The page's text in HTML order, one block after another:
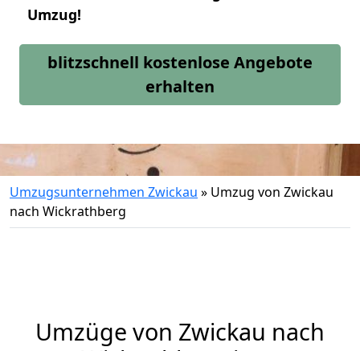
Umzug!
blitzschnell kostenlose Angebote
erhalten
Umzugsunternehmen Zwickau » Umzug von Zwickau
nach Wickrathberg
Umzüge von Zwickau nach